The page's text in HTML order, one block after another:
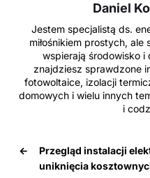
Daniel
Jestem specjalistą ds.
miłośnikiem prostych,
wspierają środowisko
znajdziesz sprawdzone
fotowoltaice, izolacji
domowych i wielu innych
i
←
Przegląd instalacji
uniknięcia